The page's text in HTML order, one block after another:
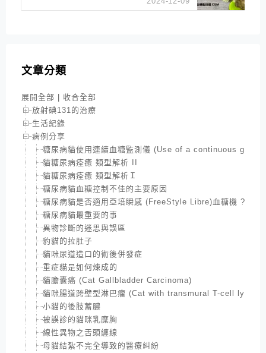
文章分類
展開全部
收合全部
放射碘131的治療
生活紀錄
病例分享
糖尿病貓使用連續血糖監測儀 (Use of a continuous
貓糖尿病痊癒 類型解析 II
貓糖尿病痊癒 類型解析Ｉ
糖尿病貓血糖控制不佳的主要原因
糖尿病貓是否適用亞培瞬感 (FreeStyle Libre)血糖機 ?
糖尿病貓最重要的事
異物診斷的迷思與誤區
豹貓的拉肚子
貓咪尿道造口的術後併發症
重症貓是如何煉成的
貓膽囊癌 (Cat Gallbladder Carcinoma)
貓咪腸道跨壁型淋巴瘤 (Cat with transmural T-cell
小貓的後肢蓄膿
被誤診的貓咪乳糜胸
線性異物之舌頭纏線
母貓結紮不完全導致的醫療糾紛